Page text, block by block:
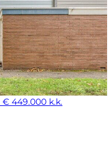
€ 449.000 k.k.